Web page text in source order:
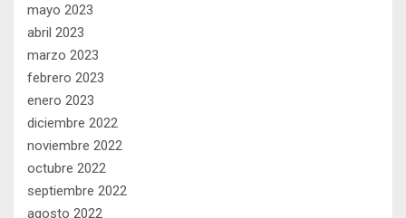
mayo 2023
abril 2023
marzo 2023
febrero 2023
enero 2023
diciembre 2022
noviembre 2022
octubre 2022
septiembre 2022
agosto 2022